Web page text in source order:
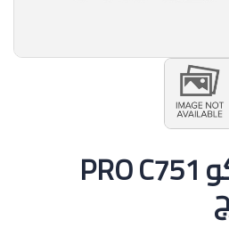
باور صبلاي ريكو PRO C751